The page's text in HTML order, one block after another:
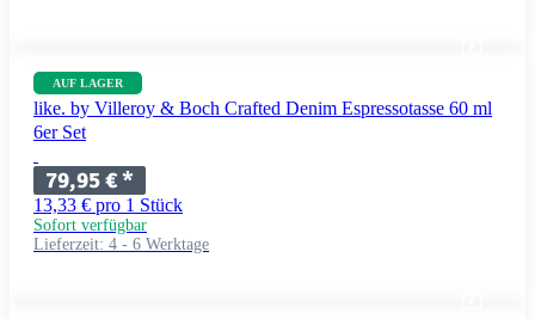
AUF LAGER
like. by Villeroy & Boch Crafted Denim Espressotasse 60 ml
6er Set
79,95 €*
13,33 € pro 1 Stück
Sofort verfügbar
Lieferzeit: 4 - 6 Werktage